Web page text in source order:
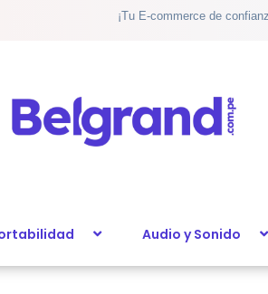
¡Tu E-commerce de
Audio y Sonido